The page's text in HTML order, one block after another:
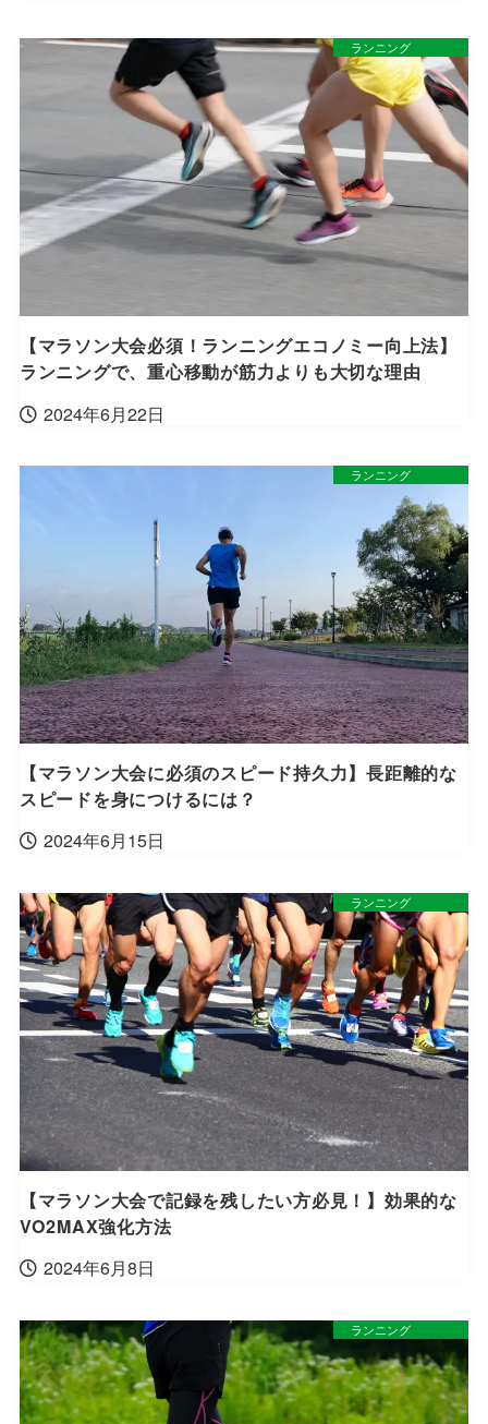
【マラソン大会必須！ランニングエコノミー向上法】
ランニングで、重心移動が筋力よりも大切な理由
2024年6月22日
ランニング
【マラソン大会に必須のスピード持久力】長距離的な
スピードを身につけるには？
2024年6月15日
ランニング
【マラソン大会で記録を残したい方必見！】効果的な
VO2MAX強化方法
2024年6月8日
ランニング
ランニング